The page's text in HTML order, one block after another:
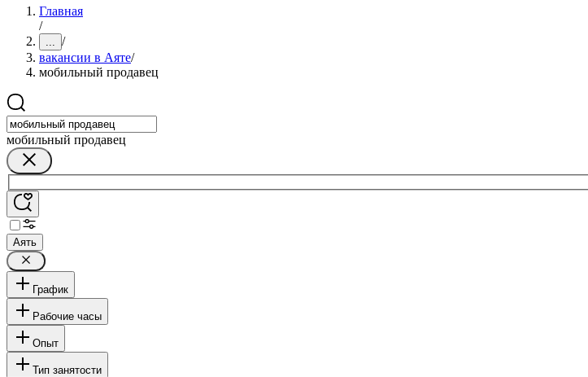
Главная
/
... /
вакансии в Аяте/
мобильный продавец
мобильный продавец
Аять
График
Рабочие часы
Опыт
Тип занятости